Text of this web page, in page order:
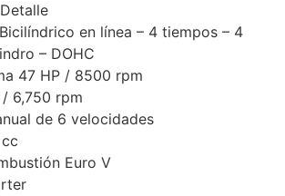
en línea – 4 tiempos – 4
– DOHC
47 HP / 8500 rpm
6,750 rpm
de 6 velocidades
Euro V